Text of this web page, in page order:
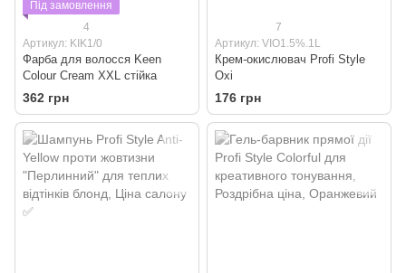
Під замовлення
4
Артикул: KIK1/0
Фарба для волосся Keen
Colour Cream XXL стійка
362 грн
7
Артикул: VIO1.5%.1L
Крем-окислювач Profi Style
Oxi
176 грн